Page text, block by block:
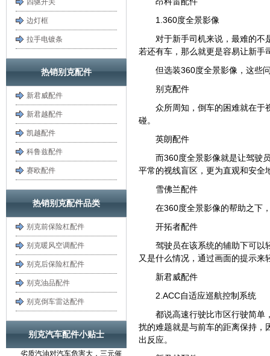
四驱开关
边灯框
拉手电镀条
热销别克配件
新君威配件
新君越配件
凯越配件
科鲁兹配件
赛欧配件
热销别克配件品类
别克前保险杠配件
别克暖风空调配件
别克后保险杠配件
别克油品配件
别克倒车雷达配件
别克汽车配件小贴士
劣质汽油对汽车危害大，三元催
1.360度全景影像
对于新手司机来说，最难的不
若还有车，那么就更是容易让新手
但选装360度全景影像，这些
别克配件
众所周知，倒车的困难就在于
碰。
英朗配件
而360度全景影像就是让驾驶
平常的视线盲区，更为直观和安全
雪佛兰配件
在360度全景影像的帮助之下
开拓者配件
驾驶员在该系统的辅助下可以
又是什么情况，通过画面的提示
新君威配件
2.ACC自适应巡航控制系统
都说高速行驶比市区行驶简单
扰的难题就是与前车的距离保持，
出反应。